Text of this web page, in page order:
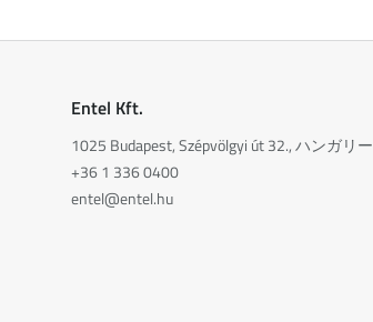
Entel Kft.
1025 Budapest, Szépvölgyi út 32., ハンガリー
+36 1 336 0400
entel@entel.hu